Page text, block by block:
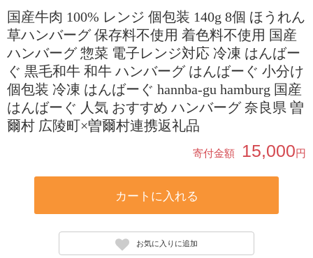
国産牛肉 100% レンジ 個包装 140g 8個 ほうれん
草ハンバーグ 保存料不使用 着色料不使用 国産
ハンバーグ 惣菜 電子レンジ対応 冷凍 はんばー
ぐ 黒毛和牛 和牛 ハンバーグ はんばーぐ 小分け
個包装 冷凍 はんばーぐ hannba-gu hamburg 国産
はんばーぐ 人気 おすすめ ハンバーグ 奈良県 曽
爾村 広陵町×曽爾村連携返礼品
寄付金額 15,000円
カートに入れる
お気に入りに追加